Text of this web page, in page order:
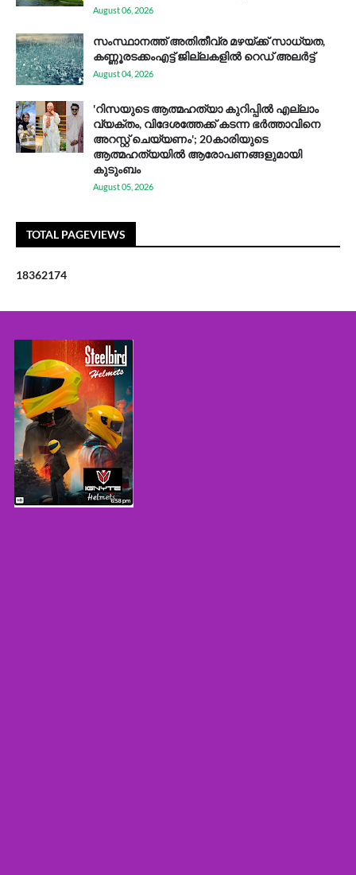
August 06, 2026
സം​സ്ഥാ​ന​ത്ത് അ​തി​തീ​വ്ര മ​ഴ​യ്ക്ക് സാ​ധ്യ​ത,
കണ്ണൂരടക്കംഎ​ട്ട് ജി​ല്ല​ക​ളി​ൽ റെ​ഡ് അ​ലർ​ട്ട്
August 04, 2026
'റിസയുടെ ആത്മഹത്യാ കുറിപ്പിൽ എല്ലാം
വ്യക്തം, വിദേശത്തേക്ക് കടന്ന ഭർത്താവിനെ
അറസ്റ്റ് ചെയ്യണം'; 20കാരിയുടെ
ആത്മഹത്യയിൽ ആരോപണങ്ങളുമായി
കുടുംബം
August 05, 2026
TOTAL PAGEVIEWS
18362174